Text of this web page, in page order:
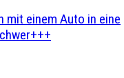
mit einem Auto in eine